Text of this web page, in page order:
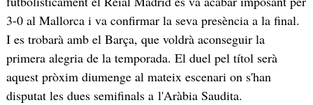
3-0 al Mallorca i va confirmar la seva presència a la final.
I es trobarà amb el Barça, que voldrà aconseguir la
primera alegria de la temporada. El duel pel títol serà
aquest pròxim diumenge al mateix escenari on s'han
disputat les dues semifinals a l'Aràbia Saudita.